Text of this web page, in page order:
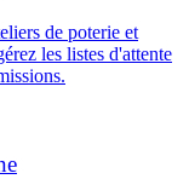
de poterie et
les listes d'attente